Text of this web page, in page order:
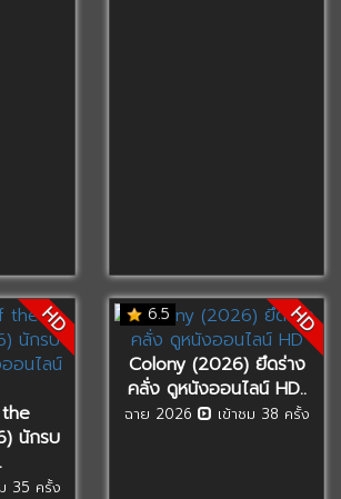
HD
นักรบ
35 ครั้ง
6.5 HD
Colony (2026) ยึดร่าง
คลั่ง ดูหนังออนไลน์ HD..
ฉาย 2026 เข้าชม 38 ครั้ง